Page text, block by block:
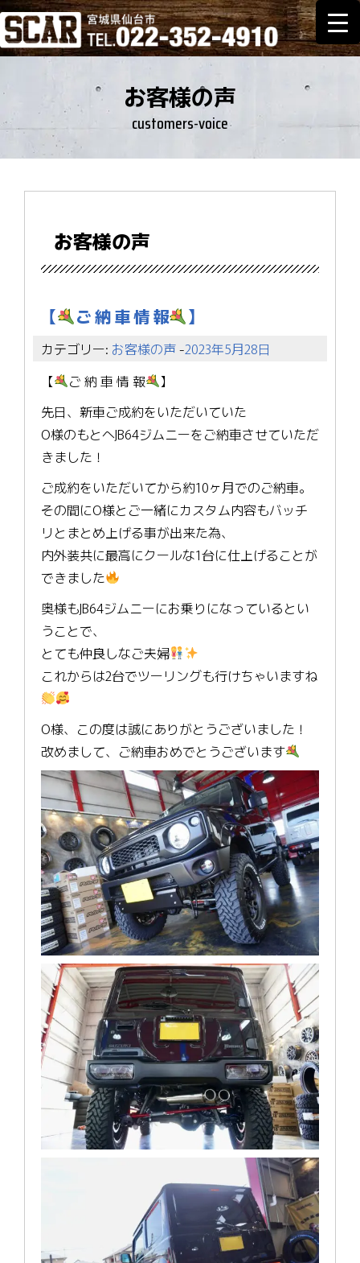
お客様の声
customers-voice
お客様の声
【 ご 納 車 情 報 】
カテゴリー: お客様の声-2023年5月28日
【
ご 納 車 情 報
】
先日、新車ご成約をいただいていた
O様のもとへJB64ジムニーをご納車させていただ
きました！
ご成約をいただいてから約10ヶ月でのご納車。
その間にO様とご一緒にカスタム内容もバッチ
リとまとめ上げる事が出来た為、
内外装共に最高にクールな1台に仕上げることが
できました
奥様もJB64ジムニーにお乗りになっているとい
うことで、
とても仲良しなご夫婦
これからは2台でツーリングも行けちゃいますね
O様、この度は誠にありがとうございました！
改めまして、ご納車おめでとうございます